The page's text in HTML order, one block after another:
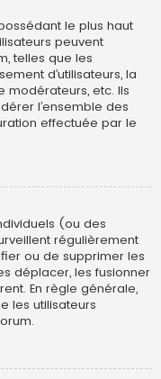
le plus haut
peuvent
telles que les
d’utilisateurs, la
modérateurs, etc. Ils
l’ensemble des
effectuée par le
(ou des
régulièrement
ou de supprimer les
déplacer, les fusionner
En règle générale,
les utilisateurs